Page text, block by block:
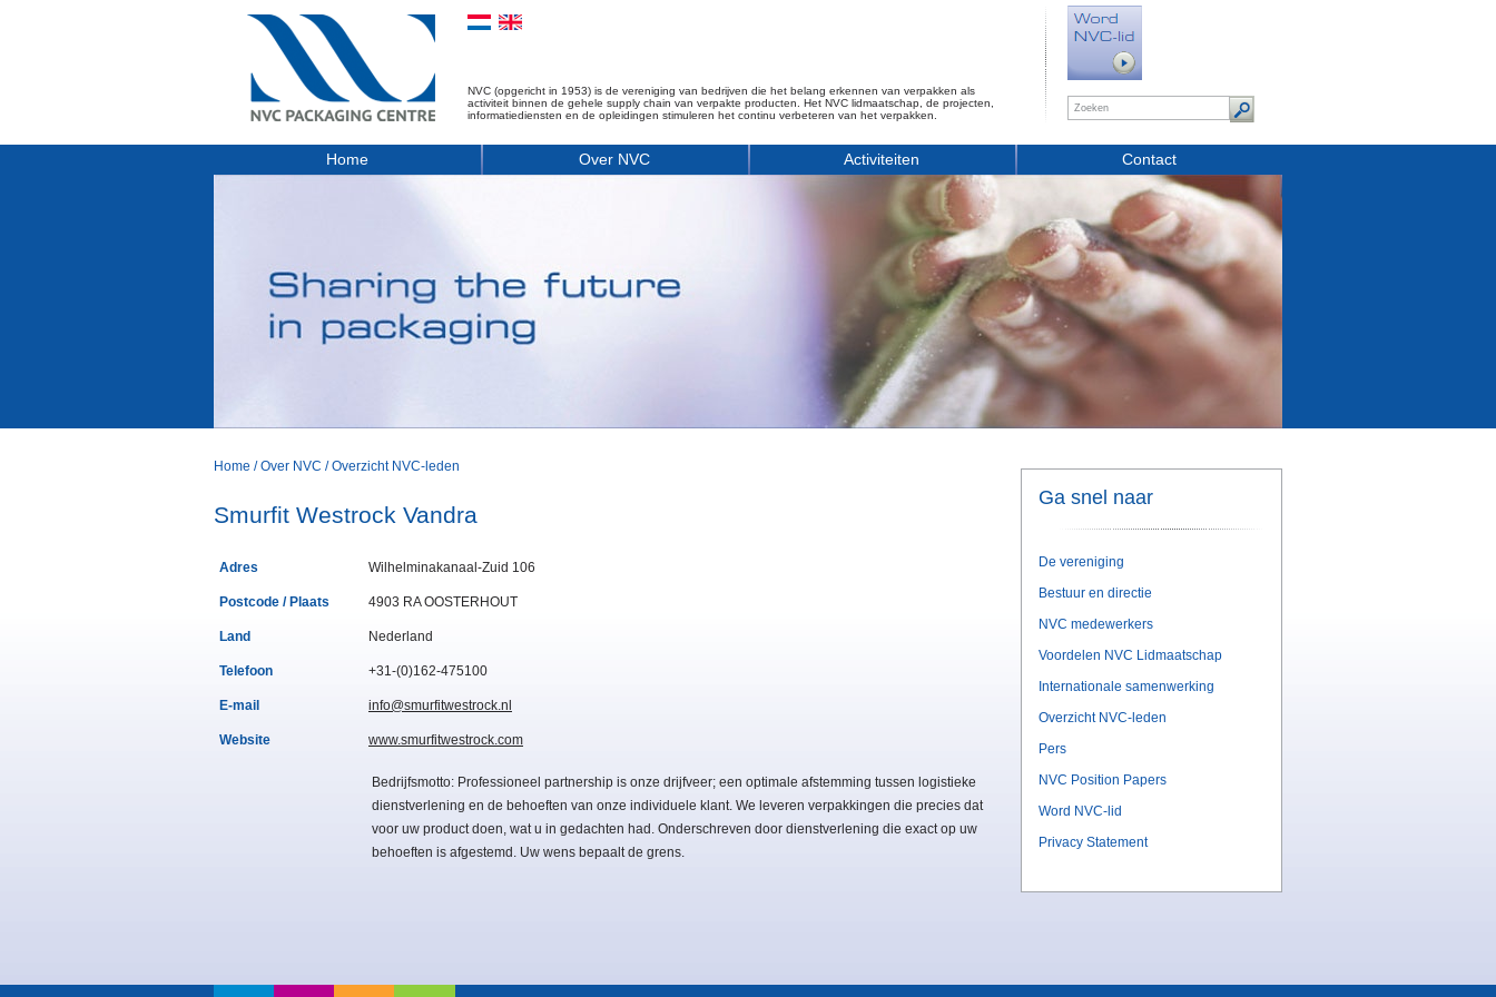
NVC (opgericht in 1953) is de vereniging van bedrijven die het belang erkennen van verpakken als
activiteit binnen de gehele supply chain van verpakte producten. Het NVC lidmaatschap, de projecten,
informatiediensten en de opleidingen stimuleren het continu verbeteren van het verpakken.
Home Over NVC Activiteiten Contact
Home /Over NVC /Overzicht NVC-leden
Smurfit Westrock Vandra
Adres Wilhelminakanaal-Zuid 106
Postcode / Plaats 4903 RA OOSTERHOUT
Land Nederland
Telefoon +31-(0)162-475100
E-mail info@smurfitwestrock.nl
Website www.smurfitwestrock.com
Bedrijfsmotto: Professioneel partnership is onze drijfveer; een optimale afstemming tussen logistieke
dienstverlening en de behoeften van onze individuele klant. We leveren verpakkingen die precies dat
voor uw product doen, wat u in gedachten had. Onderschreven door dienstverlening die exact op uw
behoeften is afgestemd. Uw wens bepaalt de grens.
Ga snel naar
De vereniging
Bestuur en directie
NVC medewerkers
Voordelen NVC Lidmaatschap
Internationale samenwerking
Overzicht NVC-leden
Pers
NVC Position Papers
Word NVC-lid
Privacy Statement